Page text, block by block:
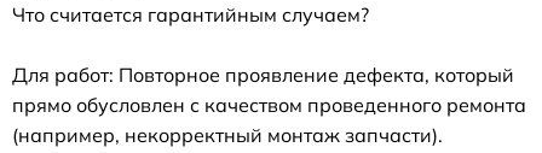
Что считается гарантийным случаем?
Для работ: Повторное проявление дефекта, который
прямо обусловлен с качеством проведенного ремонта
(например, некорректный монтаж запчасти).